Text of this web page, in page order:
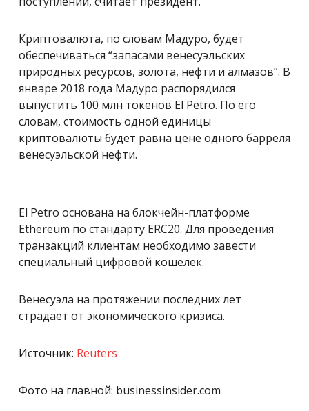
Криптовалюта, по словам Мадуро, будет
обеспечиваться “запасами венесуэльских
природных ресурсов, золота, нефти и алмазов”. В
январе 2018 года Мадуро распорядился
выпустить 100 млн токенов El Petro. По его
словам, стоимость одной единицы
криптовалюты будет равна цене одного барреля
венесуэльской нефти.
El Petro основана на блокчейн-платформе
Ethereum по стандарту ERC20. Для проведения
транзакций клиентам необходимо завести
специальный цифровой кошелек.
Венесуэла на протяжении последних лет
страдает от экономического кризиса.
Источник: Reuters
Фото на главной: businessinsider.com